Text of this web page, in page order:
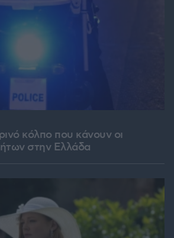
κόλπο που κάνουν οι
στην Ελλάδα